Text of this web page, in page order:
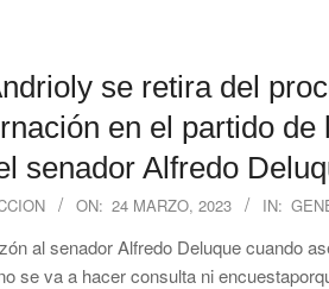
se retira del
en el partido
senador Alfredo
ON: 24 MARZO, 2023 IN:
al senador Alfredo Deluque cuando
se va a hacer consulta ni